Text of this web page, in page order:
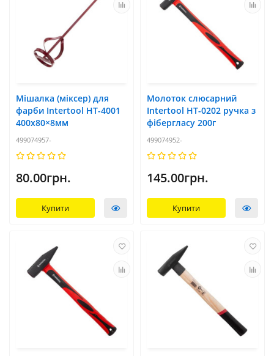
Мішалка (міксер) для
фарби Intertool HT-4001
400х80×8мм
499074957-
80.00грн.
Купити
Молоток слюсарний
Intertool HT-0202 ручка з
фібергласу 200г
499074952-
145.00грн.
Купити